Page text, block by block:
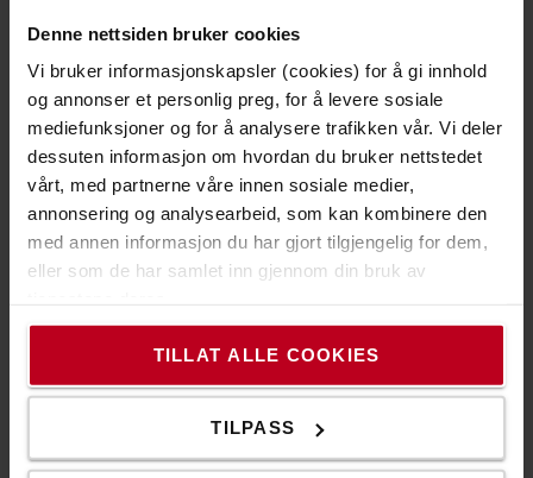
Denne nettsiden bruker cookies
Vi bruker informasjonskapsler (cookies) for å gi innhold
og annonser et personlig preg, for å levere sosiale
mediefunksjoner og for å analysere trafikken vår. Vi deler
dessuten informasjon om hvordan du bruker nettstedet
vårt, med partnerne våre innen sosiale medier,
annonsering og analysearbeid, som kan kombinere den
med annen informasjon du har gjort tilgjengelig for dem,
eller som de har samlet inn gjennom din bruk av
TILLAT ALLE COOKIES
TILPASS
Gaffelforlengerguide
Trenger du å transportere noe som er lengre enn
gaflene på din truck? Da trenger du våre
gaffelforlengere. Vi har en guide som forklarer
hvorfor du skal bruke gaffelforlengere og hvordan du
LES VÅR GUIDE HER